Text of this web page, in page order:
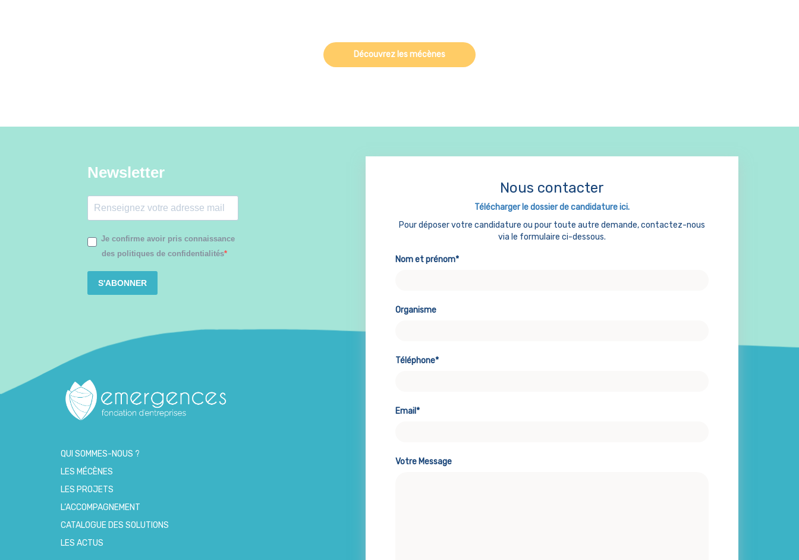
Découvrez les mécènes
Newsletter
Je confirme avoir pris connaissance
des politiques de confidentialités
S'ABONNER
QUI SOMMES-NOUS ?
LES MÉCÈNES
LES PROJETS
L’ACCOMPAGNEMENT
CATALOGUE DES SOLUTIONS
LES ACTUS
Nous contacter
Télécharger le dossier de candidature ici.
Pour déposer votre candidature ou pour toute autre demande, contactez-nous
via le formulaire ci-dessous.
Nom et prénom*
Organisme
Téléphone*
Email*
Votre Message